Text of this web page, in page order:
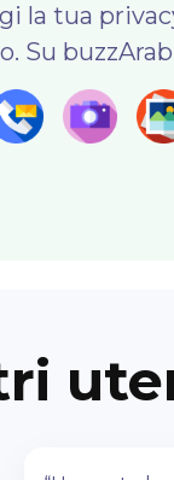
la tua
Su